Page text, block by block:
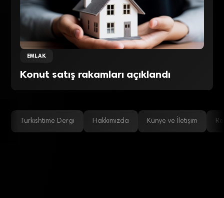
EMLAK
Konut satış rakamları açıklandı
Turkishtime Dergi Hakkımızda Künye ve İletişim